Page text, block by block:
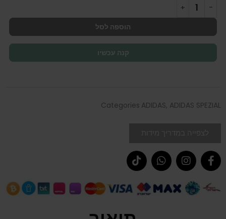
הוספה לסל
קנה עכשיו
Categories ADIDAS, ADIDAS SPEZIAL